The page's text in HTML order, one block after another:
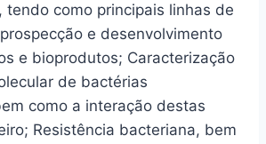
tendo como principais linhas de
e desenvolvimento
e bioprodutos; Caracterização
de bactérias
como a interação destas
Resistência bacteriana, bem